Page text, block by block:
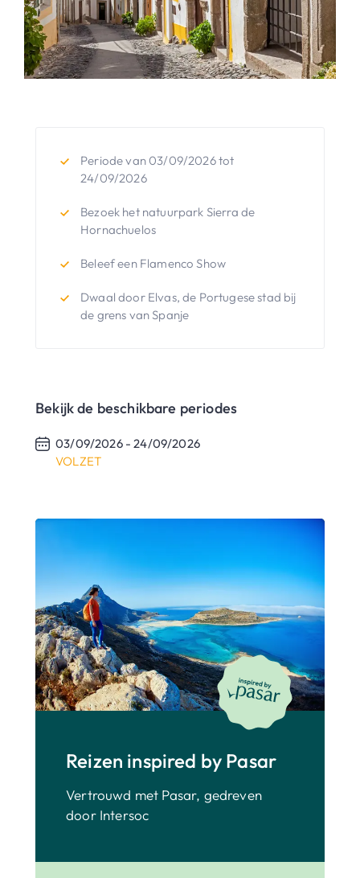
Periode van 03/09/2026 tot
24/09/2026
Bezoek het natuurpark Sierra de
Hornachuelos
Beleef een Flamenco Show
Dwaal door Elvas, de Portugese stad bij
de grens van Spanje
Bekijk de beschikbare periodes
03/09/2026 -24/09/2026
VOLZET
Reizen inspired by Pasar
Vertrouwd met Pasar, gedreven
door Intersoc